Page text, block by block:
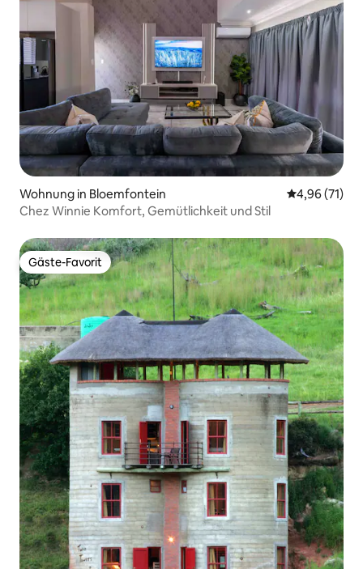
Wohnung in Bloemfontein
4,96 (71)
Chez Winnie Komfort, Gemütlichkeit und Stil
Gäste-Favorit
Gäste-Favorit